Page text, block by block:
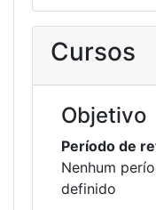
Cursos
Objetivo
Período de
Nenhum
definido